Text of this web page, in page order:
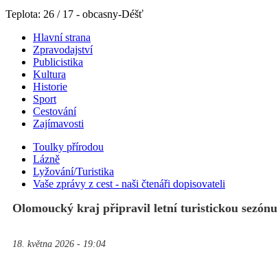
Teplota: 26 / 17 - obcasny-Déšť
Hlavní strana
Zpravodajství
Publicistika
Kultura
Historie
Sport
Cestování
Zajímavosti
Toulky přírodou
Lázně
Lyžování/Turistika
Vaše zprávy z cest - naši čtenáři dopisovateli
Olomoucký kraj připravil letní turistickou sezónu
18. května 2026 - 19:04